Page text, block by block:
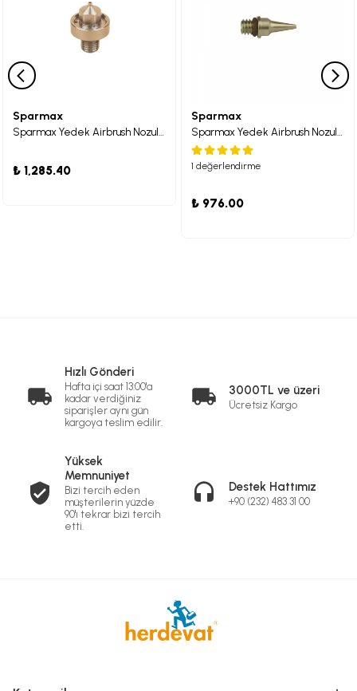
Sparmax
Sparmax Yedek Airbrush Nozulu DH-810 1mm
₺ 1,285.40
Sparmax
Sparmax Yedek Airbrush Nozulu SP-35
1 değerlendirme
₺ 976.00
Hızlı Gönderi
Hafta içi saat 13:00'a
kadar verdiğiniz
siparişler aynı gün
kargoya teslim edilir.
3000TL ve üzeri
Ücretsiz Kargo
Yüksek
Memnuniyet
Bizi tercih eden
müşterilerin yüzde
90'ı tekrar bizi tercih
etti.
Destek Hattımız
+90 (232) 483 31 00